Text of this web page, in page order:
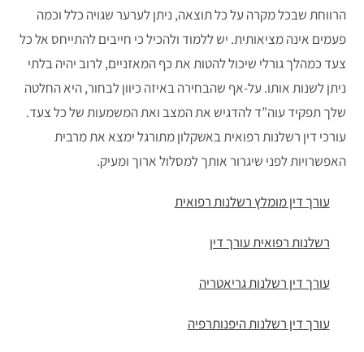
הרווחת שבכל מקרה על כל תוצאה, ניתן לערער שגויה כלל וכמה
פעמים אינה מציאותית. יש ללמוד ולהכיל כי חייבים להתייחס אל כל
צעד כמהלך גורלי שיכול להטות את כף המאזניים, לרוב יהיה בלתי
ניתן לשנות אותו. על-אף שהבחירה באיזה כיוון לבחור, היא החלטה
שלך תפקיד עוה”ד להדגיש את המצב ואת המשמעות של כל צעד.
עורכי דין רשלנות רפואית באשקלון מתורגל ימצא את מרבית
האפשרויות לפני שיגרור אותך למסלול ארוך ומעיק.
עורך דין מומלץ רשלנות רפואית
רשלנות רפואית עורך דין
עורך דין רשלנות גריאטריה
עורך דין רשלנות היפנותרפיה